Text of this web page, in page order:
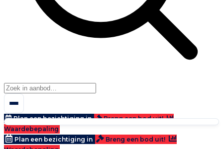
Plan een bezichtiging in
Breng een bod uit!
Waardebepaling
Plan een bezichtiging in
Breng een bod uit!